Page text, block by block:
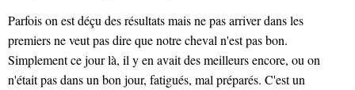
Parfois on est déçu des résultats mais ne pas arriver dans les
premiers ne veut pas dire que notre cheval n'est pas bon.
Simplement ce jour là, il y en avait des meilleurs encore, ou on
n'était pas dans un bon jour, fatigués, mal préparés. C'est un